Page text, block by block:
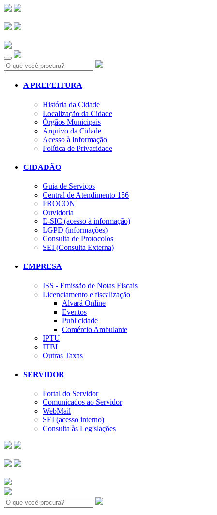
Search:
A PREFEITURA
História da Cidade
Localização da Cidade
Órgãos Municipais
Arquivo da Cidade
Acesso à Informação
Política de Privacidade
CIDADÃO
Guia de Serviços
Central de Atendimento 156
PROCON
Ouvidoria
E-SIC (acesso à informação)
LGPD (informações)
Consulta de Protocolos
SEI (Consulta Externa)
EMPRESA
ISS - Emissão de Notas Fiscais
Licenciamento e fiscalização
Alvará Online
Eventos
Publicidade
Comércio Ambulante
IPTU
ITBI
Outras Taxas
SERVIDOR
Portal do Servidor
Comunicados ao Servidor
WebMail
SEI (acesso interno)
Consulta às Legislações
Search: